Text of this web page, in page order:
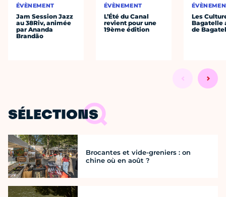
ÉVÈNEMENT
Jam Session Jazz
au 38Riv, animée
par Ananda
Brandão
ÉVÈNEMENT
L’Été du Canal
revient pour une
19ème édition
Les
Bagatelle
de
SÉLECTIONS
Brocantes et vide-greniers : on
chine où en août ?